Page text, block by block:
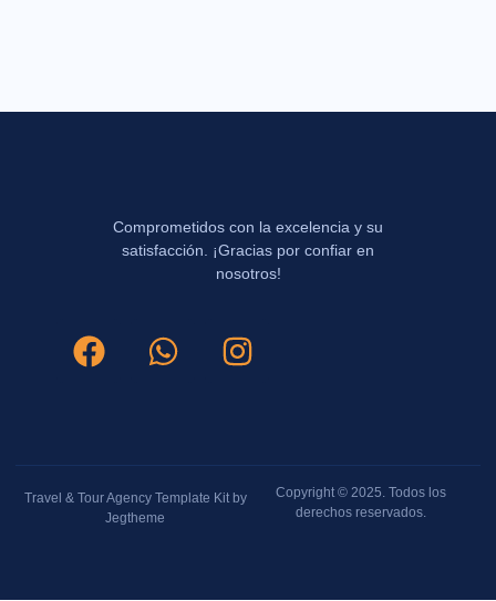
Comprometidos con la excelencia y su
satisfacción. ¡Gracias por confiar en
nosotros!
Travel & Tour Agency Template Kit by
Jegtheme
Copyright © 2025. Todos los
derechos reservados.